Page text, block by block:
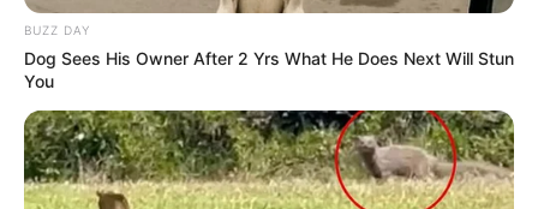
BUZZ DAY
Dog Sees His Owner After 2 Yrs What He Does Next Will Stun
You